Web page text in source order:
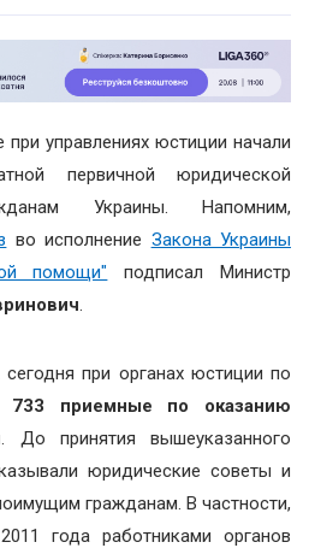
управлениях юстиции начали
первичной юридической
Украины. Напомним,
во исполнение Закона Украины
помощи" подписал Министр
.
при органах юстиции по
733 приемные по оказанию
. До принятия вышеуказанного
юридические советы и
гражданам. В частности,
года работниками органов